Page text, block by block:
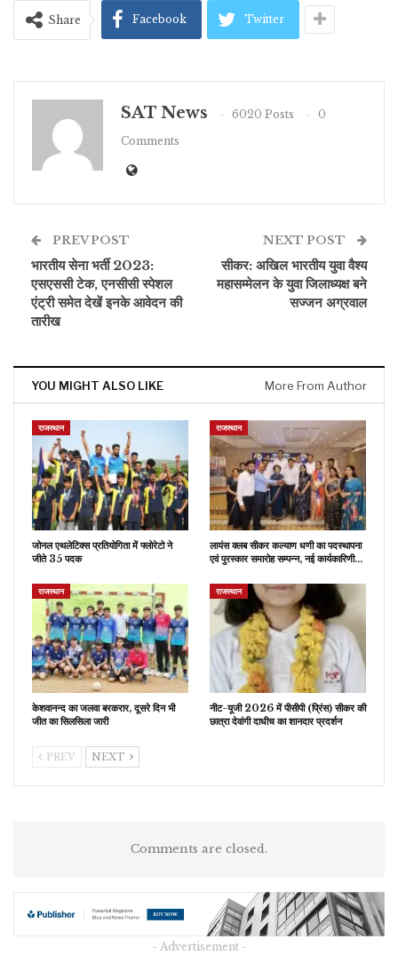
Share Facebook Twitter
SAT News 6020 Posts
0
Comments
PREV POST
भारतीय सेना भर्ती 2023:
एसएससी टेक, एनसीसी स्पेशल
एंट्री समेत देखें इनके आवेदन की
तारीख
NEXT POST
सीकर: अखिल भारतीय युवा वैश्य
महासम्मेलन के युवा जिलाध्यक्ष बने
सज्जन अग्रवाल
YOU MIGHT ALSO LIKE More From Author
राजस्थान
जोनल एथलेटिक्स प्रतियोगिता में फ्लोरेटो ने
जीते 35 पदक
राजस्थान
लायंस क्लब सीकर कल्याण धणी का पदस्थापना
एवं पुरस्कार समारोह सम्पन्न, नई कार्यकारिणी…
राजस्थान
केशवानन्द का जलवा बरकरार, दूसरे दिन भी
जीत का सिलसिला जारी
राजस्थान
नीट-यूजी 2026 में पीसीपी (प्रिंस) सीकर की
छात्रा देवांगी दाधीच का शानदार प्रदर्शन
PREV NEXT
Comments are closed.
- Advertisement -